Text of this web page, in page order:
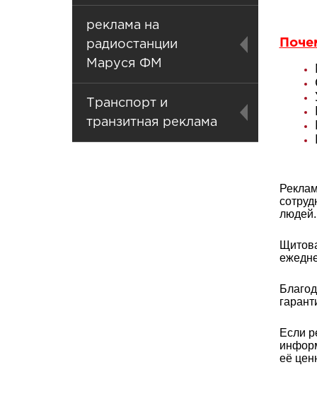
реклама на
радиостанции
Маруся ФМ
Транспорт и
транзитная реклама
Если
её